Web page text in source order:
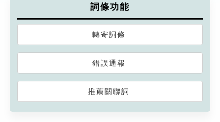
詞條功能
轉寄詞條
錯誤通報
推薦關聯詞